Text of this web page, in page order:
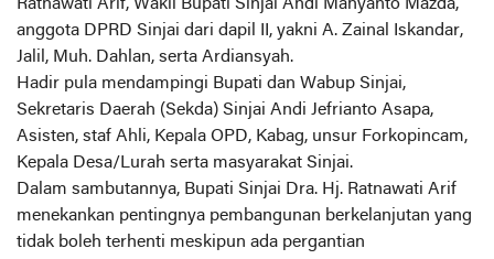
Ratnawati Arif, Wakil Bupati Sinjai Andi Mahyanto Mazda,
anggota DPRD Sinjai dari dapil II, yakni A. Zainal Iskandar,
Jalil, Muh. Dahlan, serta Ardiansyah.
Hadir pula mendampingi Bupati dan Wabup Sinjai,
Sekretaris Daerah (Sekda) Sinjai Andi Jefrianto Asapa,
Asisten, staf Ahli, Kepala OPD, Kabag, unsur Forkopincam,
Kepala Desa/Lurah serta masyarakat Sinjai.
Dalam sambutannya, Bupati Sinjai Dra. Hj. Ratnawati Arif
menekankan pentingnya pembangunan berkelanjutan yang
tidak boleh terhenti meskipun ada pergantian